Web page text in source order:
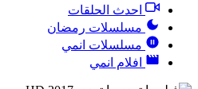
احدث الحلقات
مسلسلات رمضان
مسلسلات انمي
افلام انمي